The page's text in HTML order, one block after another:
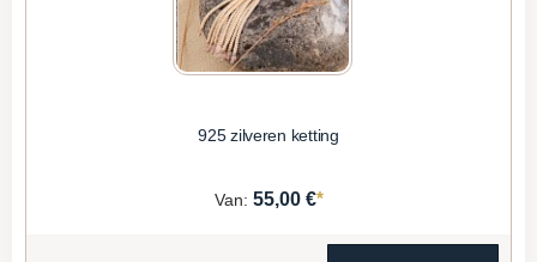
925 zilveren ketting
Van: 55,00 €*